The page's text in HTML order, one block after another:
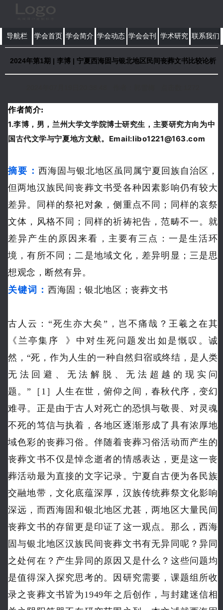
导航栏 学会首页 学会简介 学会动态 学会会刊 学术研究 联系我们
2024年第1期 | 李博 | 宁夏西海固与银北地区民间丧葬文书比较论析
作者简介:
1.李博，男，兰州大学文学院博士研究生，主要研究方向为中
国古代文学与宁夏地方文献。Email:libo1221@163.com
摘要：西海固与银北地区虽同属宁夏回族自治区，
但两地汉族民间丧葬文书受各种因素影响仍有较大
差异。同样的祭祀对象，侧重点不同；同样的哀祭
文体，风格不同；同样的祈祷祀告，范畴不一。就
差异产生的原因来看，主要有三点：一是生活环
境，有所不同；二是地域文化，差异明显；三是思
想观念，断然有异。
关键词： 西海固；银北地区；丧葬文书
古人云： “死生亦大矣”，岂不痛哉？ 王羲之在其
《 兰亭集序 》中对生死问题发出如是慨叹。诚
然，“死，作为人生的一种自然归宿或终结，是人类
无法回避、无法解脱、无法超越的现实问
题。”［1］人生在世，俯仰之间，春秋代序，变幻
难寻。 正是由于古人对死亡的恐惧与敬畏、对灵魂
不死的笃信与执着，各地区逐渐形成了具有浓厚地
域色彩的丧葬习俗。 伴随着丧葬习俗活动而产生的
丧葬文书不仅是悼念逝者的情感表达，更是这一丧
葬活动最为直接的文字记录。 宁夏自古便为各民族
交融地带，文化底蕴深厚，汉族传统葬祭文化影响
深远，而西海固和银北地区尤甚，两地区大量民间
丧葬文书的存留更是印证了这一观点。 那么，西海
固与银北地区汉族民间丧葬文书有无异同呢？异同
之处何在？ 产生异同的原因又是什么？ 这些问题均
是值得深入探究思考的。
因研究需要，课题组所收
录之丧葬文书皆为1949年之后创作，与封建迷信相